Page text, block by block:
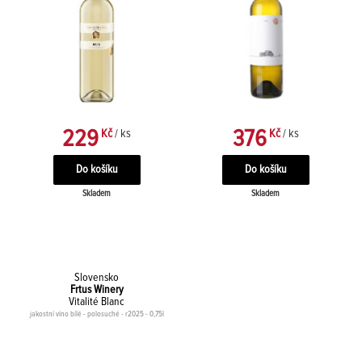
229 Kč / ks
Skladem
376 Kč / ks
Skladem
Slovensko
Frtus Winery
Vitalité Blanc
jakostní víno bílé - polosuché - r2025 - 0,75l